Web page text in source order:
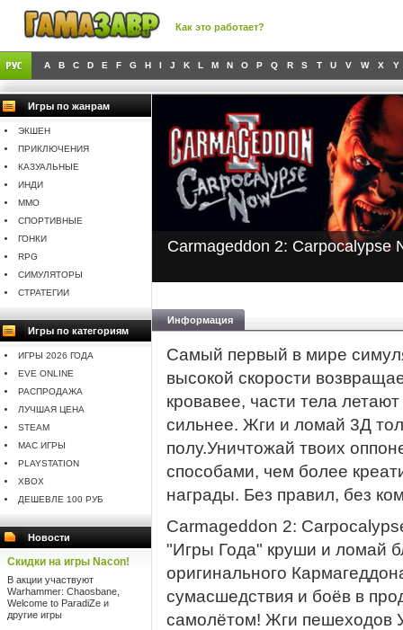
Как это работает?
A B C D E F G H I J K L M N O P Q R S T U V W X Y
Игры по жанрам
ЭКШЕН
ПРИКЛЮЧЕНИЯ
КАЗУАЛЬНЫЕ
ИНДИ
MMO
СПОРТИВНЫЕ
ГОНКИ
RPG
СИМУЛЯТОРЫ
СТРАТЕГИИ
Игры по категориям
ИГРЫ 2026 ГОДА
EVE ONLINE
РАСПРОДАЖА
ЛУЧШАЯ ЦЕНА
STEAM
MAC ИГРЫ
PLAYSTATION
XBOX
ДЕШЕВЛЕ 100 РУБ
Новости
Скидки на игры Nacon!
В акции участвуют
Warhammer: Chaosbane,
Welcome to ParadiZe и
другие игры
Carmageddon 2: Carpocalypse
Информация
Самый первый в мире
высокой скорости
кровавее, части тела
сильнее. Жги и ломай 3Д
полу.Уничтожай твоих
способами, чем более
награды. Без правил, без
Carmageddon 2:
"Игры Года" круши и ломай
оригинального
сумасшедствия и боёв в
самолётом! Жги пешеходов